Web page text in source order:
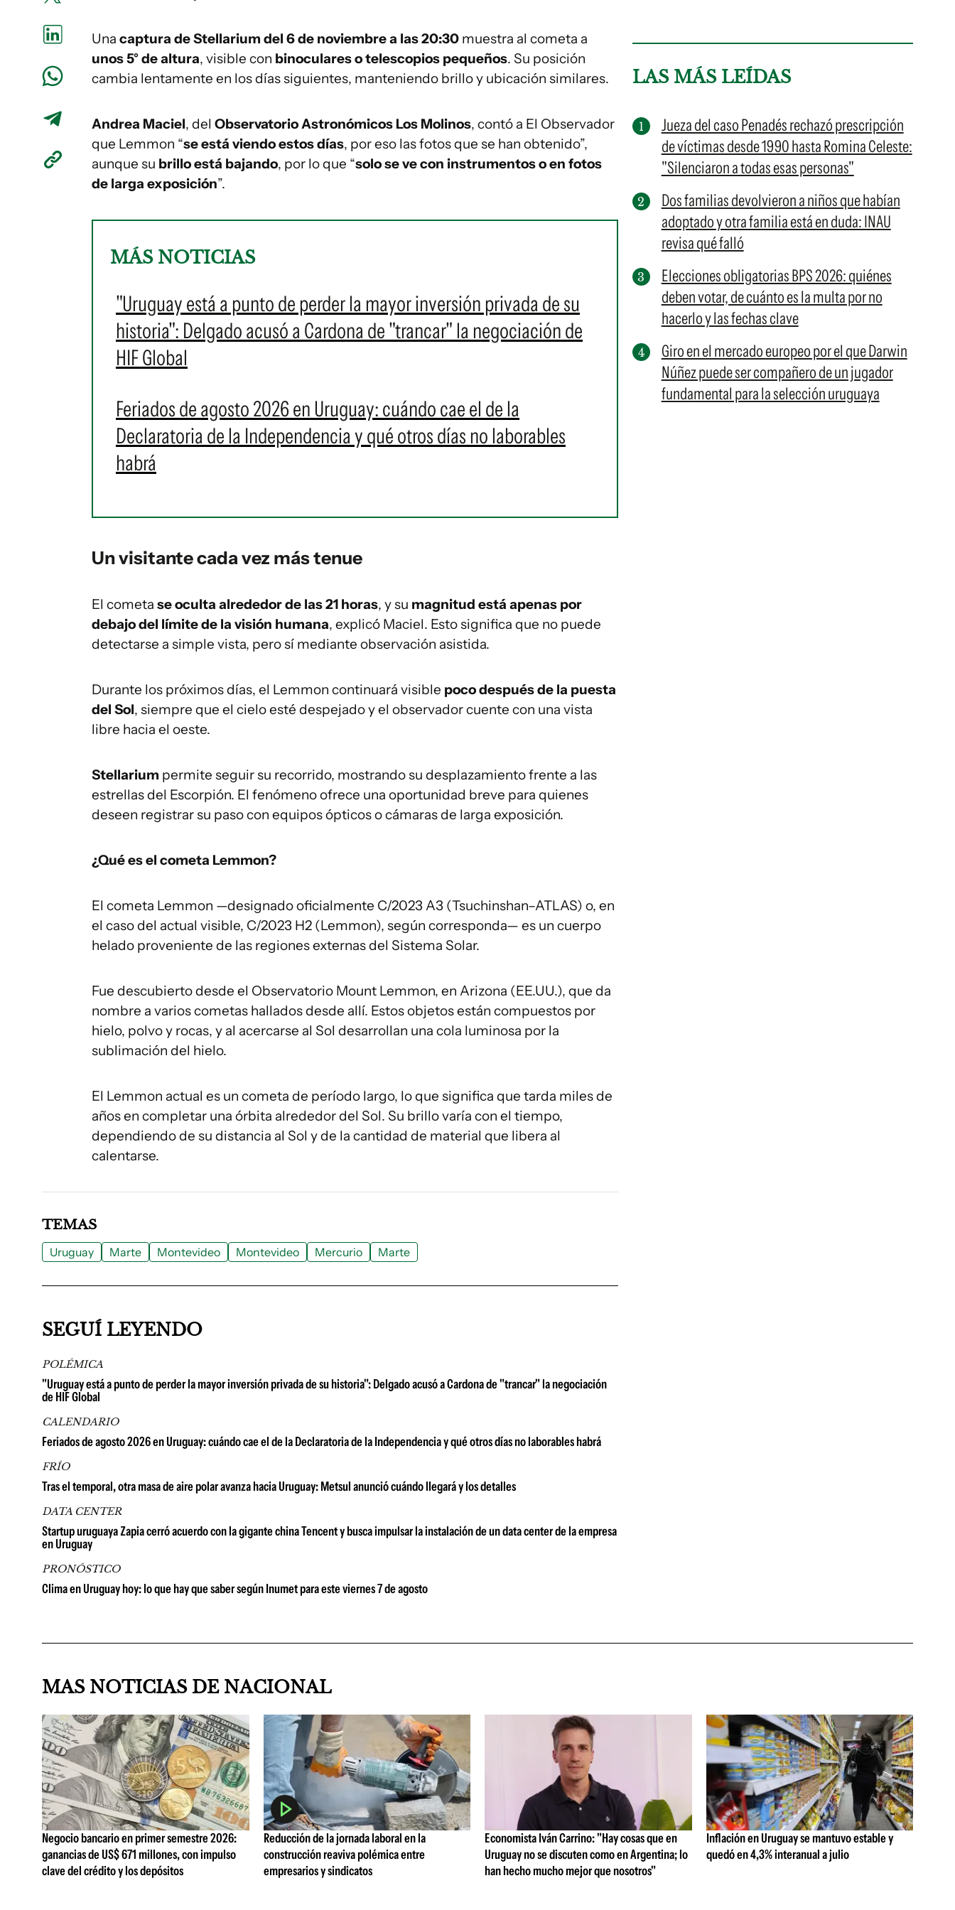
Una captura de Stellarium del 6 de noviembre a las 20:30 muestra al cometa a
unos 5° de altura, visible con binoculares o telescopios pequeños. Su posición
cambia lentamente en los días siguientes, manteniendo brillo y ubicación similares.
Andrea Maciel, del Observatorio Astronómicos Los Molinos, contó a El Observador
que Lemmon “se está viendo estos días, por eso las fotos que se han obtenido”,
aunque su brillo está bajando, por lo que “solo se ve con instrumentos o en fotos
de larga exposición”.
MÁS NOTICIAS
"Uruguay está a punto de perder la mayor inversión privada de su
historia": Delgado acusó a Cardona de "trancar" la negociación de
HIF Global
Feriados de agosto 2026 en Uruguay: cuándo cae el de la
Declaratoria de la Independencia y qué otros días no laborables
habrá
Un visitante cada vez más tenue
El cometa se oculta alrededor de las 21 horas, y su magnitud está apenas por
debajo del límite de la visión humana, explicó Maciel. Esto significa que no puede
detectarse a simple vista, pero sí mediante observación asistida.
Durante los próximos días, el Lemmon continuará visible poco después de la puesta
del Sol, siempre que el cielo esté despejado y el observador cuente con una vista
libre hacia el oeste.
Stellarium permite seguir su recorrido, mostrando su desplazamiento frente a las
estrellas del Escorpión. El fenómeno ofrece una oportunidad breve para quienes
deseen registrar su paso con equipos ópticos o cámaras de larga exposición.
¿Qué es el cometa Lemmon?
El cometa Lemmon —designado oficialmente C/2023 A3 (Tsuchinshan–ATLAS) o, en
el caso del actual visible, C/2023 H2 (Lemmon), según corresponda— es un cuerpo
helado proveniente de las regiones externas del Sistema Solar.
Fue descubierto desde el Observatorio Mount Lemmon, en Arizona (EE.UU.), que da
nombre a varios cometas hallados desde allí. Estos objetos están compuestos por
hielo, polvo y rocas, y al acercarse al Sol desarrollan una cola luminosa por la
sublimación del hielo.
El Lemmon actual es un cometa de período largo, lo que significa que tarda miles de
años en completar una órbita alrededor del Sol. Su brillo varía con el tiempo,
dependiendo de su distancia al Sol y de la cantidad de material que libera al
calentarse.
LAS MÁS LEÍDAS
Jueza del caso Penadés rechazó prescripción
de víctimas desde 1990 hasta Romina Celeste:
"Silenciaron a todas esas personas"
Dos familias devolvieron a niños que habían
adoptado y otra familia está en duda: INAU
revisa qué falló
Elecciones obligatorias BPS 2026: quiénes
deben votar, de cuánto es la multa por no
hacerlo y las fechas clave
Giro en el mercado europeo por el que Darwin
Núñez puede ser compañero de un jugador
fundamental para la selección uruguaya
TEMAS
Uruguay Marte Montevideo Montevideo Mercurio Marte
SEGUÍ LEYENDO
POLÉMICA
"Uruguay está a punto de perder la mayor inversión privada de su historia": Delgado acusó a Cardona de "trancar" la negociación
de HIF Global
CALENDARIO
Feriados de agosto 2026 en Uruguay: cuándo cae el de la Declaratoria de la Independencia y qué otros días no laborables habrá
FRÍO
Tras el temporal, otra masa de aire polar avanza hacia Uruguay: Metsul anunció cuándo llegará y los detalles
DATA CENTER
Startup uruguaya Zapia cerró acuerdo con la gigante china Tencent y busca impulsar la instalación de un data center de la empresa
en Uruguay
PRONÓSTICO
Clima en Uruguay hoy: lo que hay que saber según Inumet para este viernes 7 de agosto
MAS NOTICIAS DE NACIONAL
Negocio bancario en primer semestre 2026:
ganancias de US$ 671 millones, con impulso
clave del crédito y los depósitos
Reducción de la jornada laboral en la
construcción reaviva polémica entre
empresarios y sindicatos
Economista Iván Carrino: "Hay cosas que en
Uruguay no se discuten como en Argentina; lo
han hecho mucho mejor que nosotros"
Inflación en Uruguay se mantuvo estable y
quedó en 4,3% interanual a julio